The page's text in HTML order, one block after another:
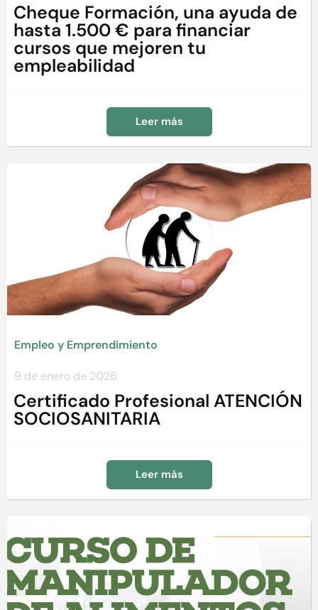
Cheque Formación, una ayuda de
hasta 1.500 € para financiar
cursos que mejoren tu
empleabilidad
Leer más
Empleo y Emprendimiento
9 de enero de 2026
Certificado Profesional ATENCIÓN
SOCIOSANITARIA
Leer más